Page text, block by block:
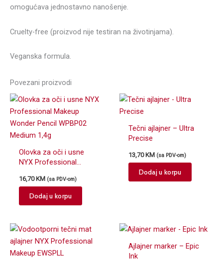
omogućava jednostavno nanošenje.
Cruelty-free (proizvod nije testiran na životinjama).
Veganska formula.
Povezani proizvodi
Olovka za oči i usne
NYX Professional
WPBP02 Medium 1,4g
16,70 KM (sa PDV-om)
Dodaj u korpu
Tečni ajlajner – Ultra
Precise
13,70 KM (sa PDV-om)
Dodaj u korpu
Ajlajner marker – Epic
Ink